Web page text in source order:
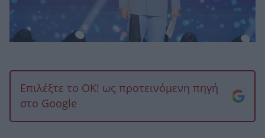
Επιλέξτε το OK! ως προτεινόμενη πηγή
στο Google